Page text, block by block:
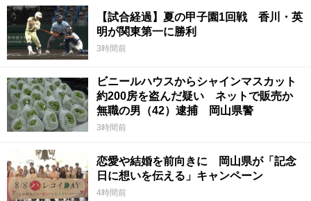
【試合経過】夏の甲子園1回戦 香川・英
明が関東第一に勝利
3時間前
ビニールハウスからシャインマスカット
約200房を盗んだ疑い ネットで販売か
無職の男（42）逮捕 岡山県警
3時間前
恋愛や結婚を前向きに 岡山県が「記念
日に想いを伝える」キャンペーン
4時間前